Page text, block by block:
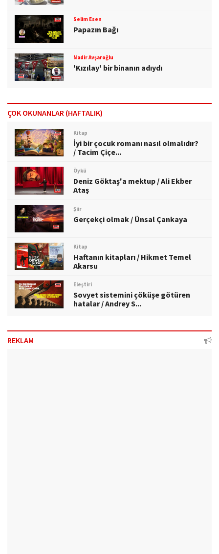
Selim Esen
Papazın Bağı
Nadir Avşaroğlu
'Kızılay' bir binanın adıydı
ÇOK OKUNANLAR (HAFTALIK)
Kitap
İyi bir çocuk romanı nasıl olmalıdır?
/ Tacim Çiçe...
Öykü
Deniz Göktaş'a mektup / Ali Ekber
Ataş
Şiir
Gerçekçi olmak / Ünsal Çankaya
Kitap
Haftanın kitapları / Hikmet Temel
Akarsu
Eleştiri
Sovyet sistemini çöküşe götüren
hatalar / Andrey S...
REKLAM